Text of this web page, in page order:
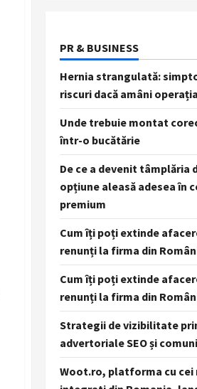
PR & BUSINESS
Hernia strangulată:
riscuri dacă amâni operația
Unde trebuie montat
într-o bucătărie
De ce a devenit tâmplăria
opțiune aleasă adesea în
premium
Cum îți poți extinde
renunți la firma din
Cum îți poți extinde
renunți la firma din
Strategii de vizibilitate
advertoriale SEO și
Woot.ro, platforma cu cei